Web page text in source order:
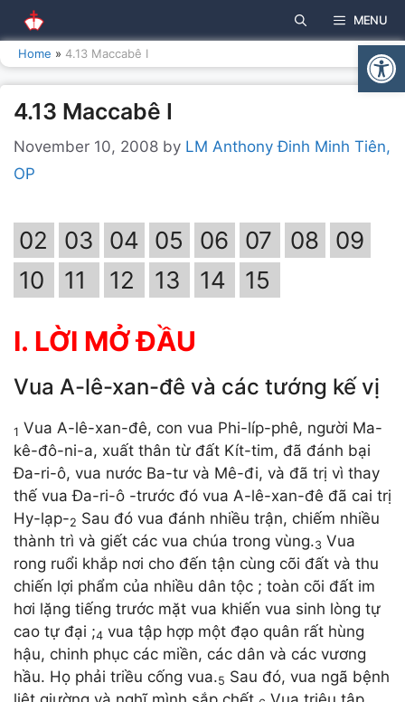
to
content
MENU
Home » 4.13 Maccabê I
4.13 Maccabê I
November 10, 2008 by LM Anthony Đinh Minh Tiên,
OP
02 03 04 05 06 07 08
09
10
11 12 13 14 15
I. LỜI MỞ ĐẦU
Vua A-lê-xan-đê và các tướng kế vị
1 Vua A-lê-xan-đê, con vua Phi-líp-phê, người Ma-
kê-đô-ni-a, xuất thân từ đất Kít-tim, đã đánh bại
Đa-ri-ô, vua nước Ba-tư và Mê-đi, và đã trị vì thay
thế vua Đa-ri-ô -trước đó vua A-lê-xan-đê đã cai trị
Hy-lạp-2 Sau đó vua đánh nhiều trận, chiếm nhiều
thành trì và giết các vua chúa trong vùng.3 Vua
rong ruổi khắp nơi cho đến tận cùng cõi đất và thu
chiến lợi phẩm của nhiều dân tộc ; toàn cõi đất im
hơi lặng tiếng trước mặt vua khiến vua sinh lòng tự
cao tự đại ;4 vua tập hợp một đạo quân rất hùng
hậu, chinh phục các miền, các dân và các vương
hầu. Họ phải triều cống vua.5 Sau đó, vua ngã bệnh